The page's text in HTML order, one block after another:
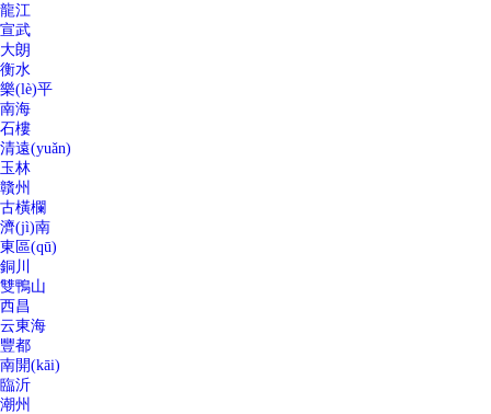
龍江
宣武
大朗
衡水
樂(lè)平
南海
石樓
清遠(yuǎn)
玉林
贛州
古橫欄
濟(jì)南
東區(qū)
銅川
雙鴨山
西昌
云東海
豐都
南開(kāi)
臨沂
潮州